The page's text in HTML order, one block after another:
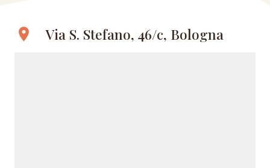
location_on Via S. Stefano, 46/c, Bologna